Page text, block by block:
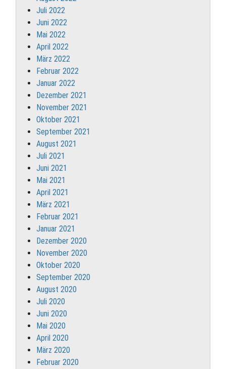
Juli 2022
Juni 2022
Mai 2022
April 2022
März 2022
Februar 2022
Januar 2022
Dezember 2021
November 2021
Oktober 2021
September 2021
August 2021
Juli 2021
Juni 2021
Mai 2021
April 2021
März 2021
Februar 2021
Januar 2021
Dezember 2020
November 2020
Oktober 2020
September 2020
August 2020
Juli 2020
Juni 2020
Mai 2020
April 2020
März 2020
Februar 2020